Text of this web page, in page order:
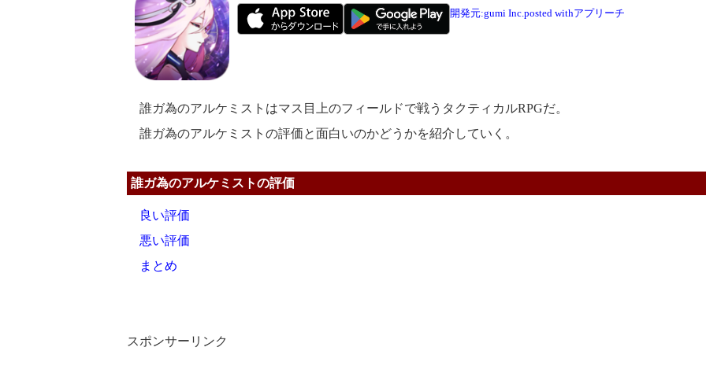
開発元:gumi Inc. posted withアプリーチ
誰ガ為のアルケミストはマス目上のフィールドで戦うタクティカルRPGだ。
誰ガ為のアルケミストの評価と面白いのかどうかを紹介していく。
誰ガ為のアルケミストの評価
良い評価
悪い評価
まとめ
スポンサーリンク